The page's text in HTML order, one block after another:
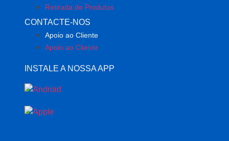
Retirada de Produtos
CONTACTE-NOS
Apoio ao Cliente
Apoio ao Cliente
INSTALE A NOSSA APP